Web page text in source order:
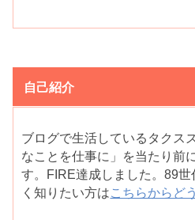
自己紹介
ブログで生活しているタクス
なことを仕事に」を当たり前
す。FIRE達成しました。89
く知りたい方はこちらからど